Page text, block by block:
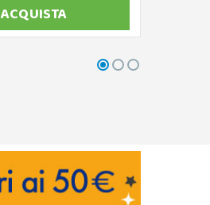
ACQUISTA